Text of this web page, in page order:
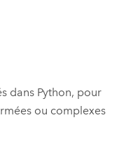
dans Python, pour
ou complexes